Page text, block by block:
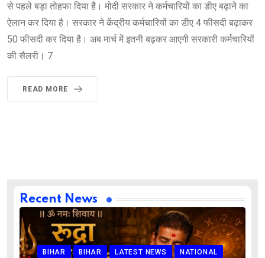
से पहले बड़ा तोहफा दिया है। मोदी सरकार ने कर्मचारियों का डीए बढ़ाने का
ऐलान कर दिया है। सरकार ने केंद्रीय कर्मचारियों का डीए 4 फीसदी बढ़ाकर
50 फीसदी कर दिया है। अब मार्च में इतनी बढ़कर आएगी सरकारी कर्मचारियों
की सैलरी। 7
READ MORE
Recent News
BIHAR BIHAR LATEST NEWS
NATIONAL